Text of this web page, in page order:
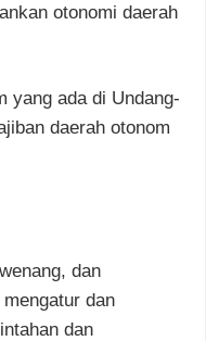
otonomi daerah
yang ada di Undang-
daerah otonom
dan
dan
dan